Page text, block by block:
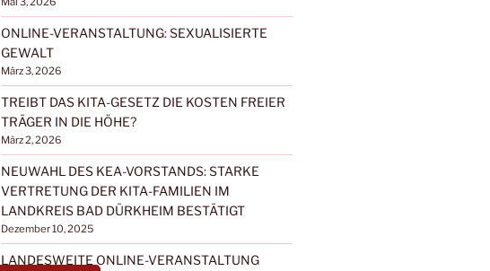
ONLINE-VERANSTALTUNG: SEXUALISIERTE
GEWALT
März 3, 2026
TREIBT DAS KITA-GESETZ DIE KOSTEN FREIER
TRÄGER IN DIE HÖHE?
März 2, 2026
NEUWAHL DES KEA-VORSTANDS: STARKE
VERTRETUNG DER KITA-FAMILIEN IM
LANDKREIS BAD DÜRKHEIM BESTÄTIGT
Dezember 10, 2025
LANDESWEITE ONLINE-VERANSTALTUNG